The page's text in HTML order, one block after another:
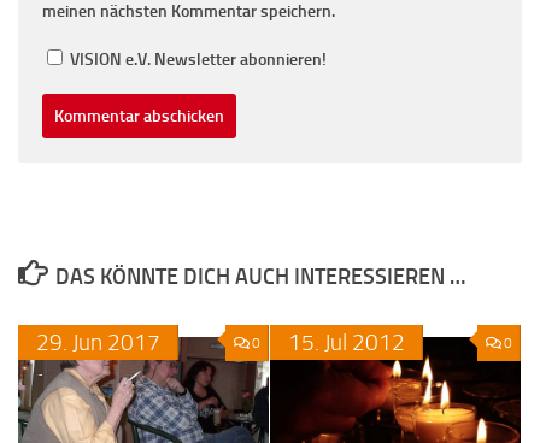
meinen nächsten Kommentar speichern.
VISION e.V. Newsletter abonnieren!
DAS KÖNNTE DICH AUCH INTERESSIEREN …
0
29. Jun 2017 0
15. Jul 2012